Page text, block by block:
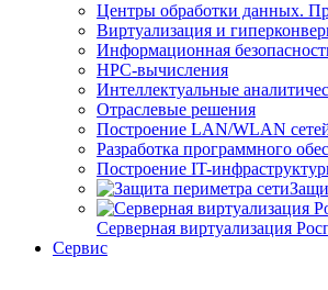
Центры обработки данных.
Виртуализация и
Информационная
HPC-вычисления
Интеллектуальные
Отраслевые решения
Построение LAN/WLAN
Разработка программного
Построение IT-
Серверная виртуализация
Сервис